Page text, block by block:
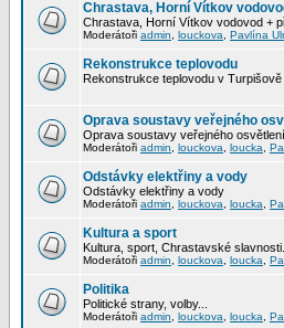
Chrastava, Horní Vítkov
Chrastava, Horní Vítkov vodovod +
Moderátoři admin louckova Pavlína
Rekonstrukce teplovodu
Rekonstrukce teplovodu v Turpišově
Oprava soustavy veřejného
Oprava soustavy veřejného osvětlení
Moderátoři admin louckova loucka
Odstávky elektřiny a vody
Odstávky elektřiny a vody
Moderátoři admin louckova loucka
Kultura a sport
Kultura, sport, Chrastavské slavnosti...
Moderátoři admin louckova loucka
Politika
Politické strany, volby...
Moderátoři admin louckova loucka